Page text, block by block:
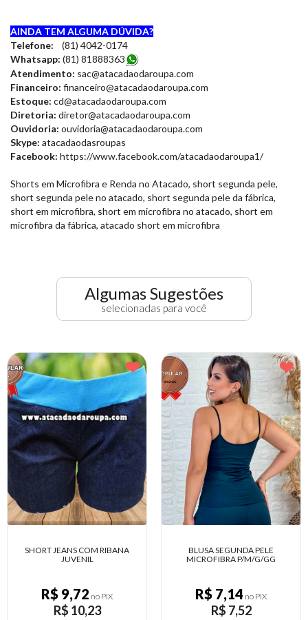
AINDA TEM ALGUMA DÚVIDA?
Telefone: (81) 4042-0174
Whatsapp: (81) 81888363
Atendimento: sac@atacadaodaroupa.com
Financeiro: financeiro@atacadaodaroupa.com
Estoque: cd@atacadaodaroupa.com
Diretoria: diretor@atacadaodaroupa.com
Ouvidoria: ouvidoria@atacadaodaroupa.com
Skype: atacadaodasroupas
Facebook: https://www.facebook.com/atacadaodaroupa1/
Shorts em Microfibra e Renda no Atacado, short segunda pele,
short segunda pele no atacado, short segunda pele da fábrica,
short em microfibra, short em microfibra no atacado, short em
microfibra da fábrica, atacado short em microfibra
Algumas Sugestões
selecionadas para você
BLUSA SEGUNDA PELE
MICROFIBRA P/M/G/GG
R$ 7,14no PIX
R$ 7,52
BLUSA MALHA CANELADA PLUS
SIZE
R$ 16,14no PIX
R$ 16,99